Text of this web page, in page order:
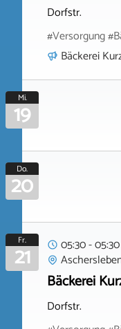
Dorfstr.
#Versorgung
Bäckerei
Mi.
19
Do.
20
Fr.
21
05:30 -
Bäckerei
Dorfstr.